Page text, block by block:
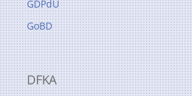
GDPdU
GoBD
DFKA